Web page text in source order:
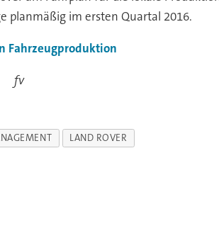
planmäßig im ersten Quartal 2016.
Fahrzeugproduktion
fv
LAND ROVER